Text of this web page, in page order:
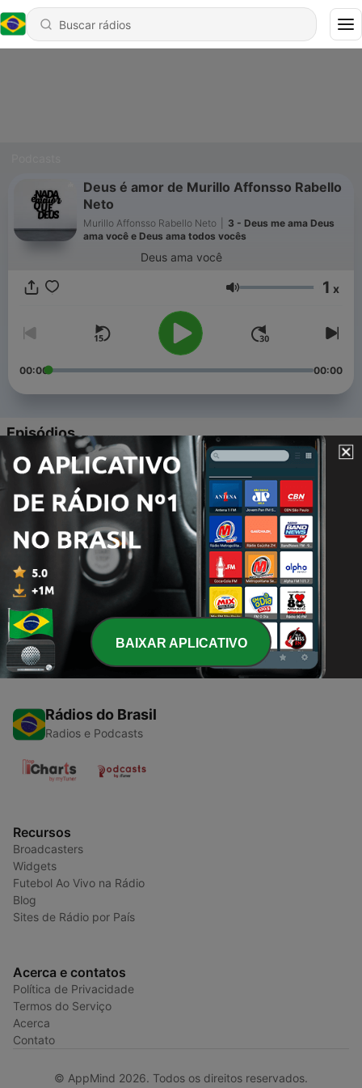
Deus é amor de Murillo Affonsso Rabello
Neto
Murillo Affonsso Rabello Neto
3 - Deus me ama Deus
ama você e Deus ama todos vocês
Deus ama você
Volume 1 x
00:00 00:00
Episódios
3 - Deus me ama Deus ama você e Deus ama todos
14 set. 2021
2 - Deus é amor (Trailer)
1 - Deus nos criou
13 set. 2021
Rádios do Brasil
Radios e Podcasts
Recursos
Broadcasters
Widgets
Futebol Ao Vivo na Rádio
Blog
Sites de Rádio por País
Acerca e contatos
Política de Privacidade
Termos do Serviço
Acerca
Contato
© AppMind 2026. Todos os direitos reservados.
BAIXAR APLICATIVO